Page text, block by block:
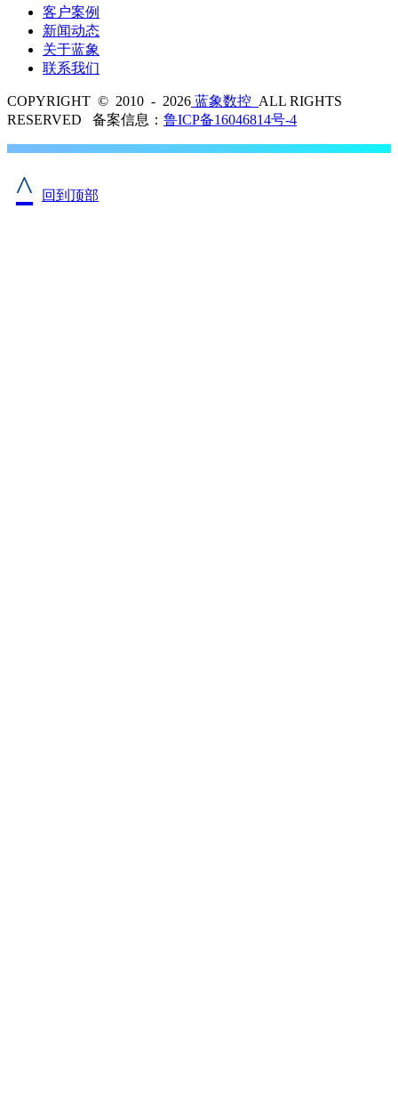
客户案例
新闻动态
关于蓝象
联系我们
COPYRIGHT © 2010 - 2026 蓝象数控 ALL RIGHTS
RESERVED 备案信息： 鲁ICP备16046814号-4
^ 回到顶部